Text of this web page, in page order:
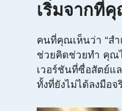
เริ่มจากที่
คนที่คุณเห็นว่า “ส
ช่วยคิดช่วยทำ คุณ
เวอร์ชันที่ซื่อสัตย์แ
ทั้งที่ยังไม่ได้ลงมือจ